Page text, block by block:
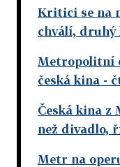
Kritici se na
chválí,
Metropolitní
česká kina -
Česká kina z
než divadlo,
Metr na